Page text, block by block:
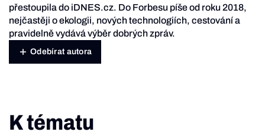
přestoupila do iDNES.cz. Do Forbesu píše od roku 2018,
nejčastěji o ekologii, nových technologiích, cestování a
pravidelně vydává výběr dobrých zpráv.
Odebírat autora
K tématu